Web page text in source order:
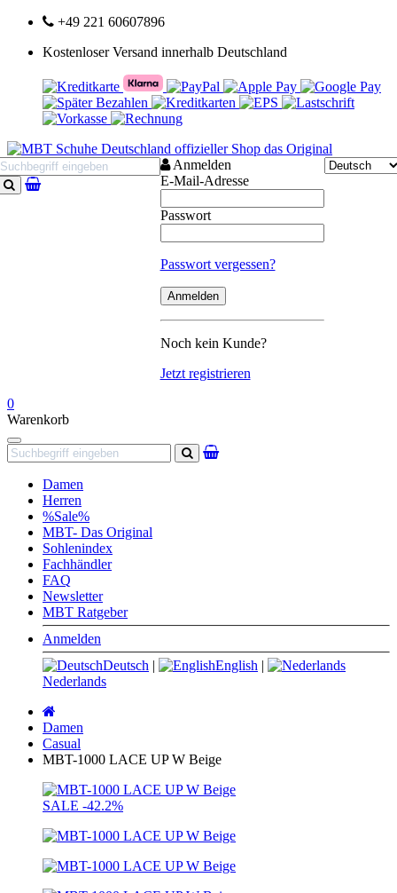
+49 221 60607896
Kostenloser Versand innerhalb Deutschland
Suchen
Anmelden
E-Mail-Adresse
Passwort
Passwort vergessen?
Noch kein Kunde?
Jetzt registrieren
0
Warenkorb
Navigation
Suchen
Damen
Herren
%Sale%
MBT- Das Original
Sohlenindex
Fachhändler
FAQ
Newsletter
MBT Ratgeber
Anmelden
Deutsch | English |
Nederlands
Damen
Casual
MBT-1000 LACE UP W Beige
SALE -42.2%